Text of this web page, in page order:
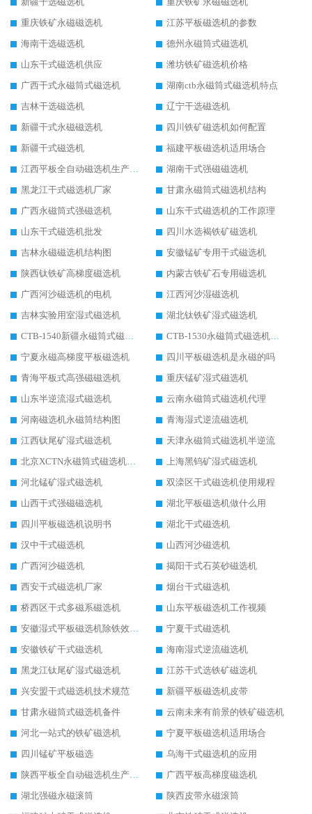
重庆铁矿永磁磁选机
江苏平板磁选机的参数
海南干选磁选机
德州永磁筒式磁选机
山东干式磁选机供应
潍坊铁矿磁选机价格
广西干式永磁筒式磁选机
湖南ctb永磁筒式磁选机特点
吉林干选磁选机
辽宁干选磁选机
新疆干式永磁磁选机
四川铁矿磁选机如何配置
新疆干式磁选机
福建平板磁选机适用场合
江西平板全自动磁选机生产厂家
湖南干式强磁磁选机
黑龙江干式磁选机厂家
甘肃永磁筒式磁选机结构
广西永磁筒式强磁选机
山东干式磁选机的工作原理
山东干式磁选机批发
四川水选褐铁矿磁选机
吉林永磁磁选机结构图
安徽锰矿专用干式磁选机
陕西钛铁矿高梯度磁选机
内蒙古铁矿石专用磁选机
广西河沙磁选机的电机
江西河沙湿磁选机
吉林实验用室湿式磁选机
湖北钛铁矿湿式磁选机
CTB-1540新疆永磁筒式磁选机
CTB-1530永磁筒式磁选机代理商
宁夏永磁高梯度平板磁选机
四川平板磁选机是永磁的吗
青海平板式高强磁磁选机
重庆锰矿湿式磁选机
山东半逆流湿式磁选机
云南永磁筒式磁选机代理
河南磁选机永磁筒结构图
青海湿式逆流磁选机
江西钛尾矿湿式磁选机
天津永磁筒式磁选机半逆流
北京XCTN永磁筒式磁选机磁块位置
上海黑钨矿湿式磁选机
河北锰矿湿式磁选机
双滦区干式磁选机使用规程
山西干式强磁磁选机
湖北平板磁选机做什么用
四川平板磁选机说明书
湖北干式磁选机
汉中干式磁选机
山西河沙磁选机
广西河沙磁选机
揭阳干式石英砂磁选机
西安干式磁选机厂家
烟台干式磁选机
桥西区干式多磁系磁选机
山东平板磁选机工作视频
安徽湿式平板磁选机除铁效果怎么样
宁夏干式磁选机
安徽铁矿干式磁选机
海南湿式逆流磁选机
黑龙江钛尾矿湿式磁选机
江苏干式选铁矿磁选机
兴安盟干式磁选机技术规范
新疆平板磁选机皮带
甘肃永磁筒式磁选机备件
云南未来有前景的铁矿磁选机
河北一站式的铁矿磁选机
宁夏平板磁选机适用场合
四川锰矿平板磁选
乌海干式磁选机的应用
陕西平板全自动磁选机生产厂家
广西平板高梯度磁选机
湖北强磁永磁滚筒
陕西皮带永磁滚筒